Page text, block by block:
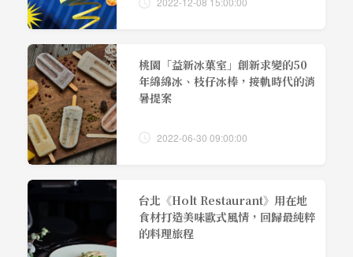
桃園「益新冰菓室」創新求變的50
年綿綿冰、枝仔冰棒，接軌時代的消
暑提案
2022-06-30 09:00:00
台北《Holt Restaurant》用在地
食材打造美味歐式風情，回歸最純粹
的料理旅程